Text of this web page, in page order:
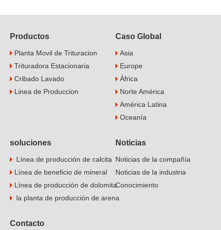
Productos
Planta Movil de Trituracion
Trituradora Estacionaria
Cribado Lavado
Linea de Produccion
Caso Global
Asia
Europe
África
Norte América
América Latina
Oceanía
soluciones
Línea de producción de calcita
Línea de beneficio de mineral
Línea de producción de dolomita
la planta de producción de arena
Noticias
Noticias de la compañía
Noticias de la industria
Conocimiento
Contacto